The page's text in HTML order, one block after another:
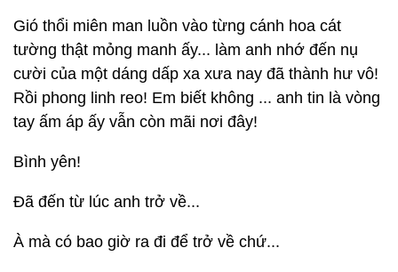
Gió thổi miên man luồn vào từng cánh hoa cát
tường thật mỏng manh ấy... làm anh nhớ đến nụ
cười của một dáng dấp xa xưa nay đã thành hư vô!
Rồi phong linh reo! Em biết không ... anh tin là vòng
tay ấm áp ấy vẫn còn mãi nơi đây!
Bình yên!
Đã đến từ lúc anh trở về...
À mà có bao giờ ra đi để trở về chứ...